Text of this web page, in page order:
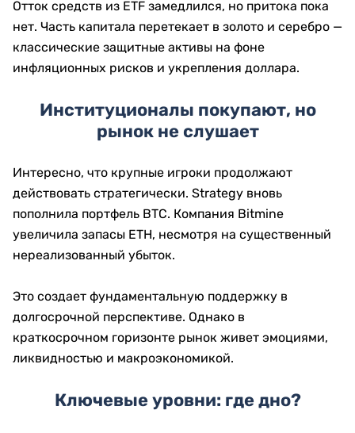
Отток средств из ETF замедлился, но притока пока
нет. Часть капитала перетекает в золото и серебро —
классические защитные активы на фоне
инфляционных рисков и укрепления доллара.
Институционалы покупают, но
рынок не слушает
Интересно, что крупные игроки продолжают
действовать стратегически. Strategy вновь
пополнила портфель BTC. Компания Bitmine
увеличила запасы ETH, несмотря на существенный
нереализованный убыток.
Это создает фундаментальную поддержку в
долгосрочной перспективе. Однако в
краткосрочном горизонте рынок живет эмоциями,
ликвидностью и макроэкономикой.
Ключевые уровни: где дно?